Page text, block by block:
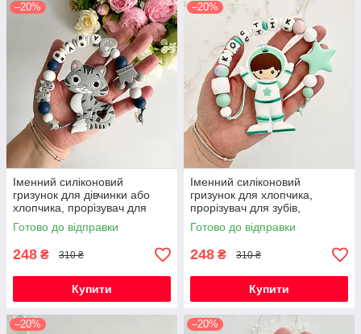
–20%
Іменний силіконовий
гризунок для дівчинки або
хлопчика, прорізувач для
зубів, котик Фелікс (сірий)
Готово до відправки
248 ₴ 310 ₴
Купити
–20%
Іменний силіконовий
гризунок для хлопчика,
прорізувач для зубів,
Космонавт (м'ята)
Готово до відправки
248 ₴ 310 ₴
Купити
–20% –20%